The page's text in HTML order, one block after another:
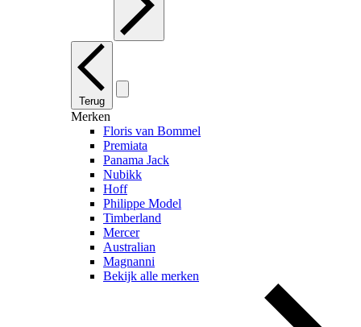
Terug
Merken
Floris van Bommel
Premiata
Panama Jack
Nubikk
Hoff
Philippe Model
Timberland
Mercer
Australian
Magnanni
Bekijk alle merken